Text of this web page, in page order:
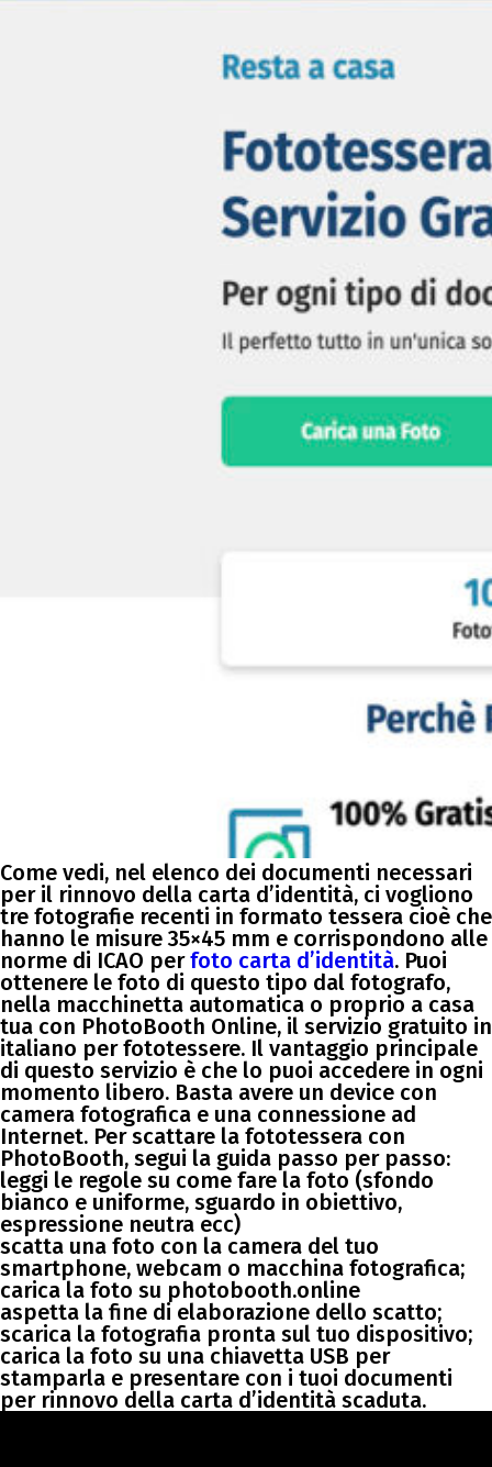
Come vedi, nel elenco dei documenti necessari
per il rinnovo della carta d’identità, ci vogliono
tre fotografie recenti in formato tessera cioè che
hanno le misure 35×45 mm e corrispondono alle
norme di ICAO perfoto carta d’identità. Puoi
ottenere le foto di questo tipo dal fotografo,
nella macchinetta automatica o proprio a casa
tua con PhotoBooth Online, il servizio gratuito in
italiano per fototessere. Il vantaggio principale
di questo servizio è che lo puoi accedere in ogni
momento libero. Basta avere un device con
camera fotografica e una connessione ad
Internet. Per scattare la fototessera con
PhotoBooth, segui la guida passo per passo:
leggi le regole su come fare la foto (sfondo
bianco e uniforme, sguardo in obiettivo,
espressione neutra ecc)
scatta una foto con la camera del tuo
smartphone, webcam o macchina fotografica;
carica la foto su photobooth.online
aspetta la fine di elaborazione dello scatto;
scarica la fotografia pronta sul tuo dispositivo;
carica la foto su una chiavetta USB per
stamparla e presentare con i tuoi documenti
per rinnovo della carta d’identità scaduta.